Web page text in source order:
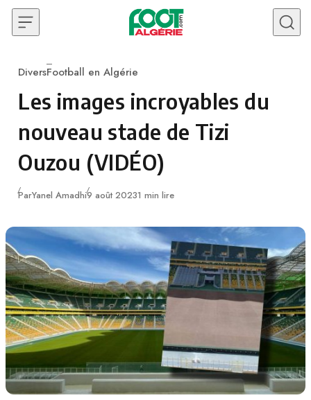
Skip to content
Category
DiversFootball en Algérie
Les images incroyables du
nouveau stade de Tizi
Ouzou (VIDÉO)
ParYanel AmadhiPublié
9 août 20231 min lire